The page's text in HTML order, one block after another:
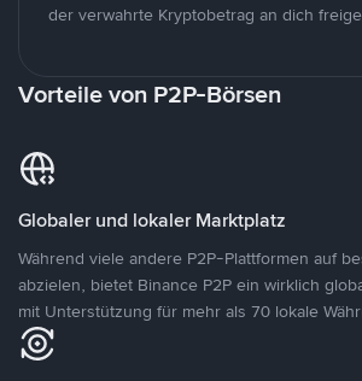
der verwahrte Kryptobetrag an dich
Vorteile von P2P-Börsen
Globaler und lokaler Marktplatz
Während viele andere P2P-Plattformen auf
abzielen, bietet Binance P2P ein wirklich
mit Unterstützung für mehr als 70 lokale